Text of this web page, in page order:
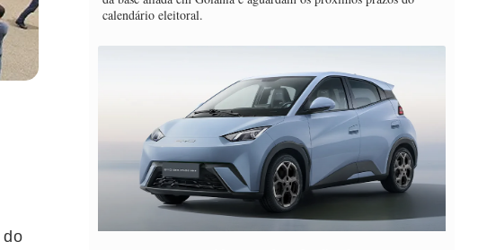
do
calendário eleitoral.